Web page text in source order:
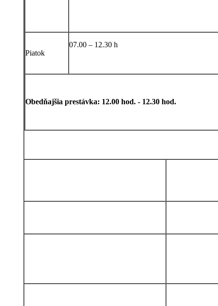
Piatok
07.00 – 12.30 h
Obedňajšia prestávka: 12.00 hod. - 12.30 hod.